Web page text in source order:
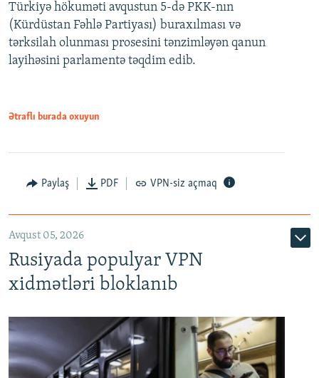
Auto 240p 360p 480p
720p 1080p
360p
480p
Türkiyə hökuməti avqustun 5-də PKK-nın
(Kürdüstan Fəhlə Partiyası) buraxılması və
tərksilah olunması prosesini tənzimləyən qanun
layihəsini parlamentə təqdim edib.
Ətraflı burada oxuyun
Paylaş PDF VPN-siz açmaq
Avqust 05, 2026
Rusiyada populyar VPN
xidmətləri bloklanıb